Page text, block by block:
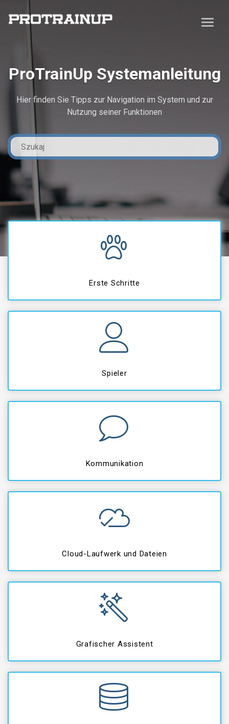
ProTrainUp Systemanleitung
Hier finden Sie Tipps zur Navigation im System und zur
Nutzung seiner Funktionen
Erste Schritte
Spieler
Kommunikation
Cloud-Laufwerk und Dateien
Grafischer Assistent